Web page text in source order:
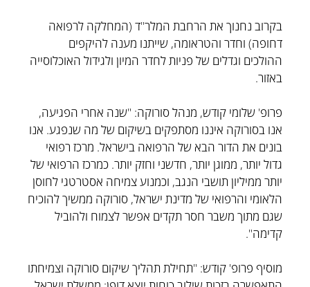
בקרוב נחנוך את הרחבת המלר"ד (המחלקה לרפואה
דחופה) וחדר והטראומה, שייתנו מענה להיקפים
ההולכים וגדלים של פניות לחדר המיון ולגידול האוכלוסייה
באזור.
פרופ' שלומי קודש, מנהל סורוקה: "שנה אחרי הפגיעה,
אנו בסורוקה איננו מסתפקים בשיקום של מה שנפגע. אנו
בונים את הדור הבא של הרפואה בישראל. מרכז רפואי
גדול יותר, ממוגן יותר, חדשני וחזק יותר. כמרכז הרפואי של
יותר ממיליון תושבי הנגב, וכמנוע צמיחה אסטרטגי לחוסן
הלאומי והרפואי של מדינת ישראל, סורוקה ממשיך להוכיח
שגם מתוך משבר חסר תקדים אפשר לצמוח ולהוביל
קדימה".
מוסיף פרופ' קודש: "תחילת תהליך שיקום סורוקה וצמיחתו